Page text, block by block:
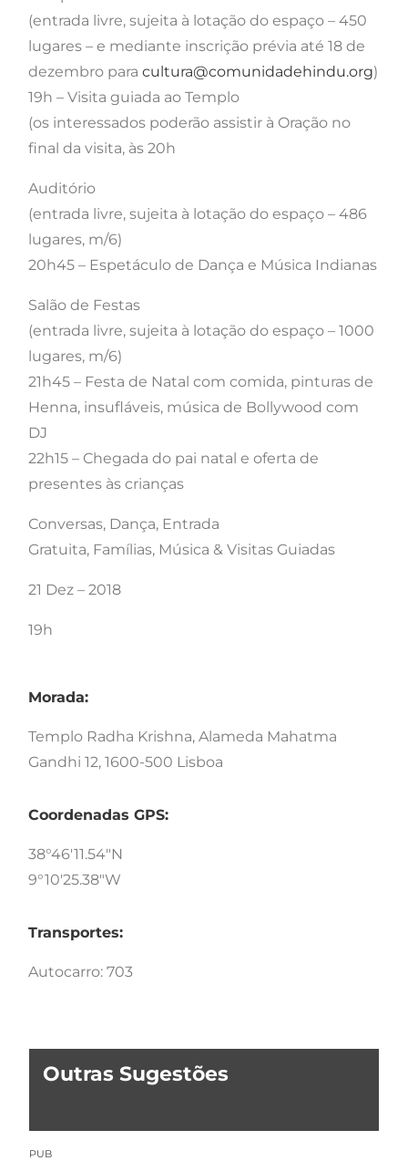
(entrada livre, sujeita à lotação do espaço – 450
lugares – e mediante inscrição prévia até 18 de
dezembro para cultura@comunidadehindu.org)
19h – Visita guiada ao Templo
(os interessados poderão assistir à Oração no
final da visita, às 20h
Auditório
(entrada livre, sujeita à lotação do espaço – 486
lugares, m/6)
20h45 – Espetáculo de Dança e Música Indianas
Salão de Festas
(entrada livre, sujeita à lotação do espaço – 1000
lugares, m/6)
21h45 – Festa de Natal com comida, pinturas de
Henna, insufláveis, música de Bollywood com
DJ
22h15 – Chegada do pai natal e oferta de
presentes às crianças
Conversas, Dança, Entrada
Gratuita, Famílias, Música & Visitas Guiadas
21 Dez – 2018
19h
Morada:
Templo Radha Krishna, Alameda Mahatma
Gandhi 12, 1600-500 Lisboa
Coordenadas GPS:
38°46'11.54"N
9°10'25.38"W
Transportes:
Autocarro: 703
Outras Sugestões
PUB